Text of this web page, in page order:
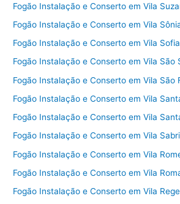
Fogão Instalação e Conserto em Vila
Fogão Instalação e Conserto em Vila
Fogão Instalação e Conserto em Vila Sofia
Fogão Instalação e Conserto em Vila São
Fogão Instalação e Conserto em Vila São
Fogão Instalação e Conserto em Vila
Fogão Instalação e Conserto em Vila
Fogão Instalação e Conserto em Vila
Fogão Instalação e Conserto em Vila
Fogão Instalação e Conserto em Vila
Fogão Instalação e Conserto em Vila